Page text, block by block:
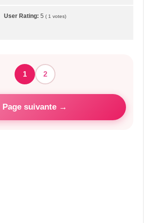
User Rating: 5 ( 1 votes)
1 2
Page suivante →